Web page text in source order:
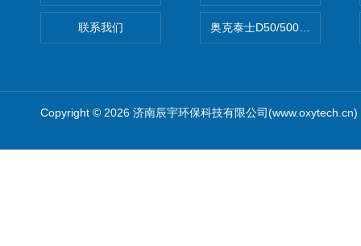
联系我们 奥克泰士D50/500矿泉水消毒
Copyright © 2026 济南辰宇环保科技有限公司(www.oxytech.cn)